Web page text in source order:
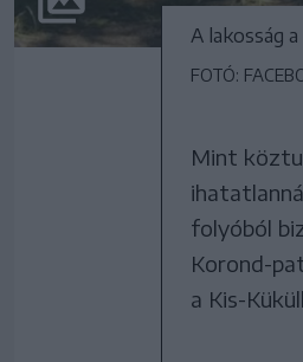
A lakosság
FOTÓ:
Mint
folyóból
Korond-
a Kis-